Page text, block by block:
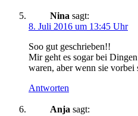
Nina sagt:
8. Juli 2016 um 13:45 Uhr
Soo gut geschrieben!!
Mir geht es sogar bei
waren, aber wenn sie vorbei
Antworten
Anja sagt: